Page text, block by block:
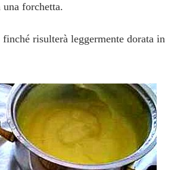
forchetta.
risulterà leggermente dorata in